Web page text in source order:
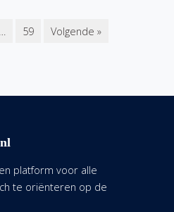
… 59 Volgende »
platform voor alle
te oriënteren op de